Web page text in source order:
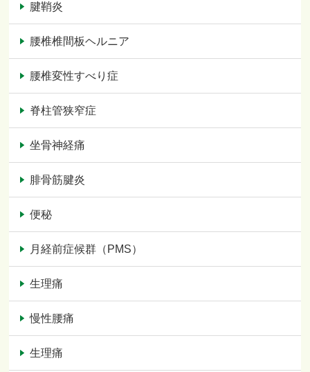
腱鞘炎
腰椎椎間板ヘルニア
腰椎変性すべり症
脊柱管狭窄症
坐骨神経痛
腓骨筋腱炎
便秘
月経前症候群（PMS）
生理痛
慢性腰痛
生理痛